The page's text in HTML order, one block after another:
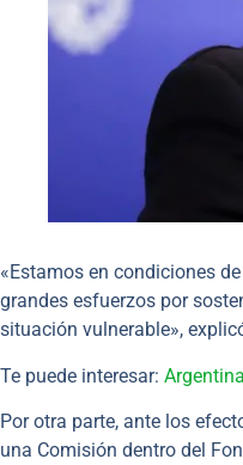
«Estamos en condiciones
grandes esfuerzos por
situación vulnerable»,
Te puede interesar:
Por otra parte, ante los
una Comisión dentro del